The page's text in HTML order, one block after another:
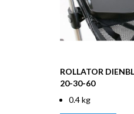
ROLLATOR
20-30-60
0.4 kg